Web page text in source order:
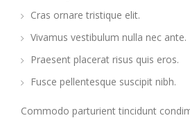
Cras ornare tristique elit.
Vivamus vestibulum nulla nec ante.
Praesent placerat risus quis eros.
Fusce pellentesque suscipit nibh.
Commodo parturient tincidunt